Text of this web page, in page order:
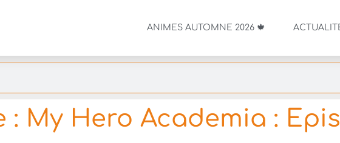
ANIMES AUTOMNE 2026 🍁
: My Hero Academia :